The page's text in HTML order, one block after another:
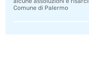
Comune di Palermo